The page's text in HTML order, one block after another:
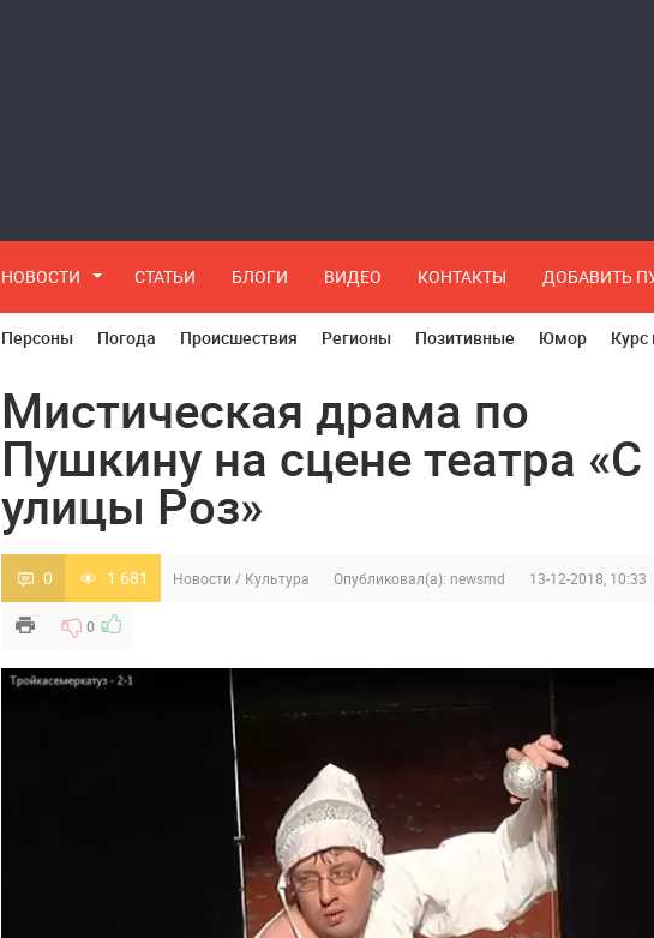
НОВОСТИ СТАТЬИ БЛОГИ ВИДЕО КОНТАКТЫ ДОБАВИТЬ
Персоны Погода Происшествия Регионы Позитивные Юмор
Мистическая драма по
Пушкину на сцене театра «С
улицы Роз»
0 1 681 Новости / Культура Опубликовал(а): newsmd 13-12-2018, 10:33
0